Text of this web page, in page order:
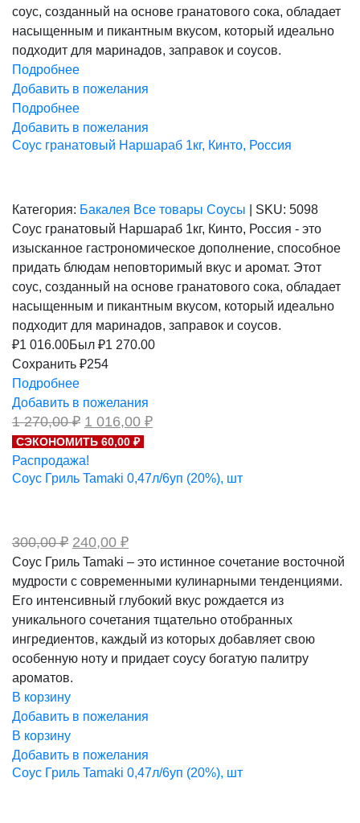
соус, созданный на основе гранатового сока, обладает
насыщенным и пикантным вкусом, который идеально
подходит для маринадов, заправок и соусов.
Подробнее
Добавить в пожелания
Подробнее
Добавить в пожелания
Соус гранатовый Наршараб 1кг, Кинто, Россия
Категория: Бакалея Все товары Соусы SKU: 5098
Соус гранатовый Наршараб 1кг, Кинто, Россия - это
изысканное гастрономическое дополнение, способное
придать блюдам неповторимый вкус и аромат. Этот
соус, созданный на основе гранатового сока, обладает
насыщенным и пикантным вкусом, который идеально
подходит для маринадов, заправок и соусов.
₽1 016.00Был ₽1 270.00
Сохранить ₽254
Подробнее
Добавить в пожелания
1 270,00₽ Первоначальная
цена
составляла
1
270,00 ₽.
1 016,00 ₽Текущая
СЭКОНОМИТЬ 60,00 ₽
Распродажа!
Соус Гриль Tamaki 0,47л/6уп (20%), шт
300,00₽ Первоначальная
цена
составляла
300,00 ₽.
240,00 ₽Текущая
240,00 ₽.
Соус Гриль Tamaki – это истинное сочетание восточной
мудрости с современными кулинарными тенденциями.
Его интенсивный глубокий вкус рождается из
уникального сочетания тщательно отобранных
ингредиентов, каждый из которых добавляет свою
особенную ноту и придает соусу богатую палитру
ароматов.
В корзину
Добавить в пожелания
В корзину
Добавить в пожелания
Соус Гриль Tamaki 0,47л/6уп (20%), шт